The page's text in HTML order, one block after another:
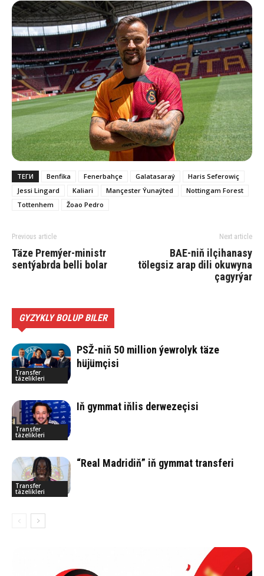
ТЕГИ Benfika Fenerbahçe Galatasaraý
Haris Seferowiç
Jessi Lingard
Kaliari Mançester Ýunaýted
Nottingam Forest
Tottenhem
Žoao Pedro
Previous article
Täze Premýer-ministr
sentýabrda belli bolar
Next article
BAE-niň ilçihanasy
tölegsiz arap dili okuwyna
çagyrýar
GYZYKLY BOLUP BILER
Transfer
täzelikleri
PSŽ-niň 50 million ýewrolyk täze
hüjümçisi
Transfer
täzelikleri
Iň gymmat iňlis derwezeçisi
Transfer
täzelikleri
“Real Madridiň” iň gymmat transferi